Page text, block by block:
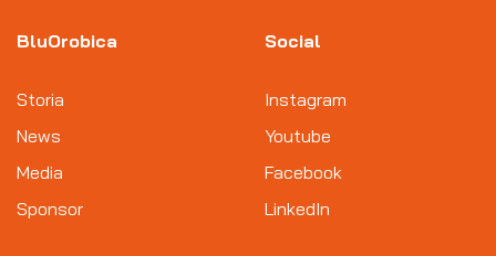
BluOrobica
Storia
News
Media
Sponsor
Social
Instagram
Youtube
Facebook
LinkedIn